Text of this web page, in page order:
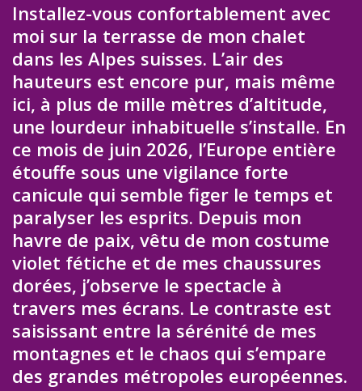
Installez-vous confortablement avec
moi sur la terrasse de mon chalet
dans les Alpes suisses. L’air des
hauteurs est encore pur, mais même
ici, à plus de mille mètres d’altitude,
une lourdeur inhabituelle s’installe. En
ce mois de juin 2026, l’Europe entière
étouffe sous une vigilance forte
canicule qui semble figer le temps et
paralyser les esprits. Depuis mon
havre de paix, vêtu de mon costume
violet fétiche et de mes chaussures
dorées, j’observe le spectacle à
travers mes écrans. Le contraste est
saisissant entre la sérénité de mes
montagnes et le chaos qui s’empare
des grandes métropoles européennes.